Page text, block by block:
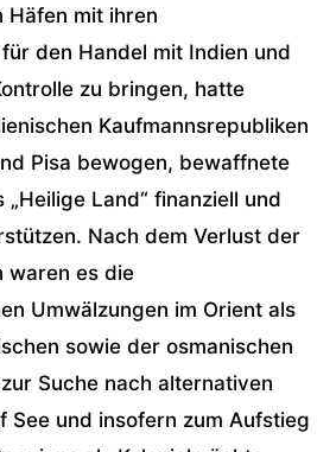
Häfen mit ihren
den Handel mit Indien und
zu bringen, hatte
Kaufmannsrepubliken
Pisa bewogen, bewaffnete
„Heilige Land“ finanziell und
Nach dem Verlust der
waren es die
Umwälzungen im Orient als
sowie der osmanischen
Suche nach alternativen
See und insofern zum Aufstieg